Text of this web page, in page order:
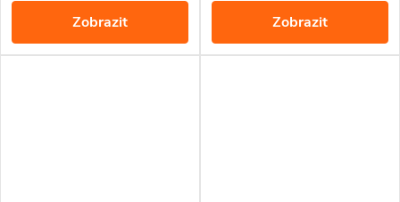
Zobrazit Zobrazit